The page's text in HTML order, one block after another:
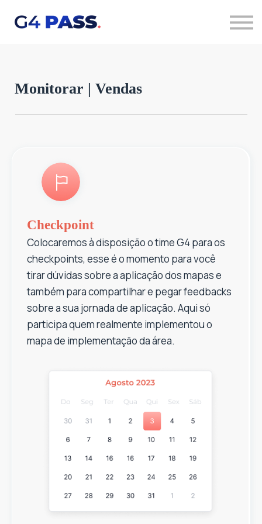
Monitorar | Vendas
Checkpoint
Colocaremos à disposição o time G4 para os
checkpoints, esse é o momento para você
tirar dúvidas sobre a aplicação dos mapas e
também para compartilhar e pegar feedbacks
sobre a sua jornada de aplicação. Aqui só
participa quem realmente implementou o
mapa de implementação da área.